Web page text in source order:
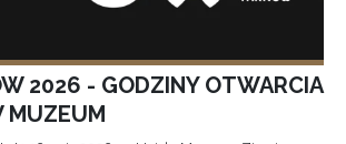
2026 - GODZINY OTWARCIA
MUZEUM